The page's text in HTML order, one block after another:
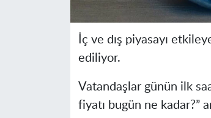
İç ve dış piyasayı
ediliyor.
Vatandaşlar günün ilk
fiyatı bugün ne kadar?”